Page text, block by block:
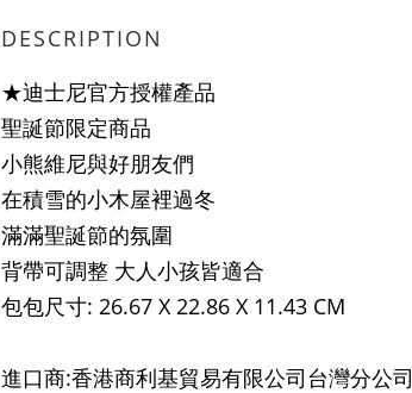
DESCRIPTION
★迪士尼官方授權產品
聖誕節限定商品
小熊維尼與好朋友們
在積雪的小木屋裡過冬
滿滿聖誕節的氛圍
背帶可調整 大人小孩皆適合
包包尺寸: 26.67 X 22.86 X 11.43 CM
進口商:香港商利基貿易有限公司台灣分公司